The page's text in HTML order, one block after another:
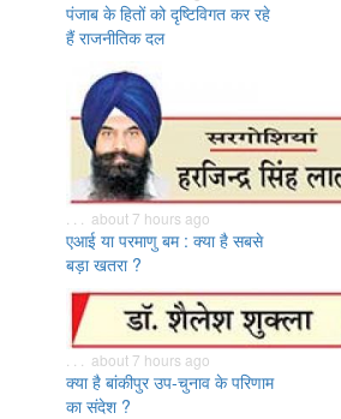
पंजाब के हितों को दृष्टिविगत कर रहे
हैं राजनीतिक दल
. . . about 7 hours ago
एआई या परमाणु बम : क्या है सबसे
बड़ा खतरा ?
. . . about 7 hours ago
क्या है बांकीपुर उप-चुनाव के परिणाम
का संदेश ?